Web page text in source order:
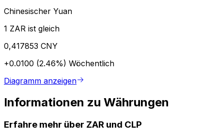
Chinesischer Yuan
1 ZAR ist gleich
0,417853 CNY
+0.0100 (2.46%) Wöchentlich
Diagramm anzeigen
Informationen zu Währungen
Erfahre mehr über ZAR und CLP